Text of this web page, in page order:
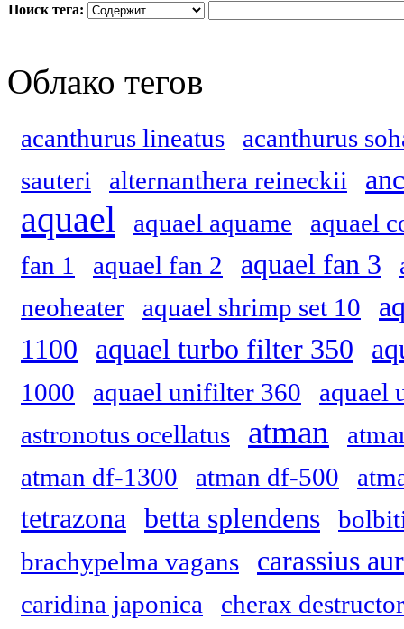
Поиск тега:
Облако тегов
acanthurus lineatus
acanthurus
sauteri
alternanthera reineckii
aquael aquael aquame
aquael
fan 1
aquael fan 2 aquael fan 3
neoheater
aquael shrimp set 10
1100
aquael turbo filter 350
1000 aquael unifilter 360
aquael
astronotus ocellatus
atman
atman df-1300
atman df-500
tetrazona betta splendens
brachypelma vagans
carassius
caridina japonica cherax